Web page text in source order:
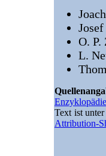
O.
L.
Enzyklopädie
Text ist
Attribution-